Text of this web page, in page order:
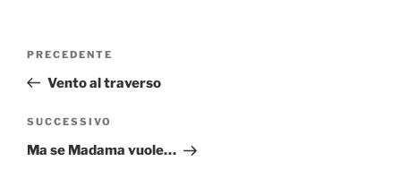
Articolo
precedente:
PRECEDENTE
Vento al traverso
Articolo
successivo
SUCCESSIVO
Ma se Madama vuole…